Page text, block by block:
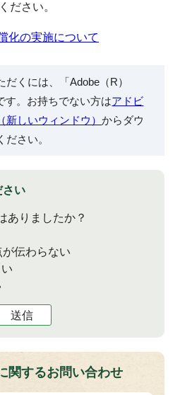
ださい。
化の実施について
くには、「Adobe（R）
す。お持ちでない方はアドビ
新しいウィンドウ）からダウ
さい。
さい
ありましたか？
が伝わらない
送信
関するお問い合わせ